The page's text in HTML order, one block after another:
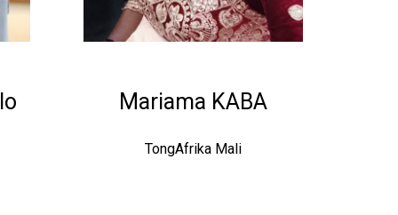
Mariama KABA
TongAfrika Mali